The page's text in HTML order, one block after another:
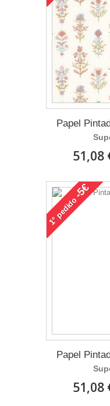
Papel
51,08
1°
pedido
-5€
Papel
51,08